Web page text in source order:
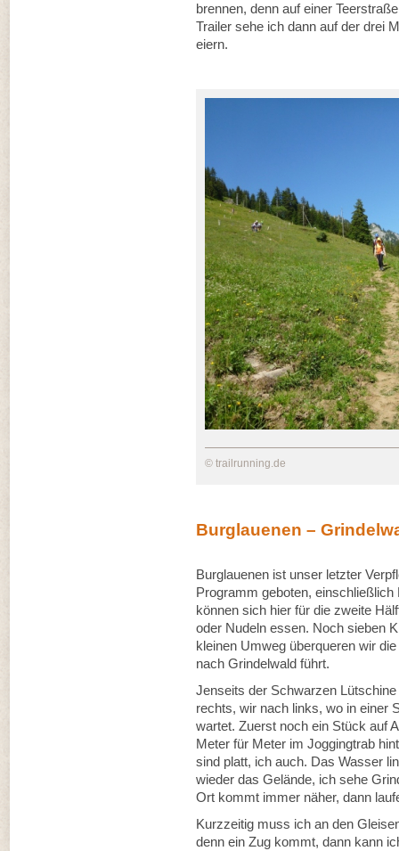
brennen, denn auf einer
Trailer sehe ich dann auf der drei
eiern.
© trailrunning.de
Burglauenen –
Burglauenen ist unser letzter
Programm geboten,
können sich hier für die zweite
oder Nudeln essen. Noch sieben
kleinen Umweg überqueren wir
nach Grindelwald führt.
Jenseits der Schwarzen
rechts, wir nach links, wo in einer
wartet. Zuerst noch ein Stück auf
Meter für Meter im Joggingtrab
sind platt, ich auch. Das Wasser
wieder das Gelände, ich sehe
Ort kommt immer näher, dann
Kurzzeitig muss ich an den
denn ein Zug kommt, dann kann